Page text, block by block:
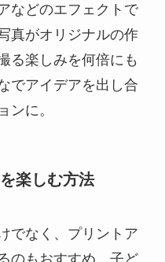
などのエフェクトで
真がオリジナルの作
る楽しみを何倍にも
でアイデアを出し合
ンに。
楽しむ方法
でなく、プリントア